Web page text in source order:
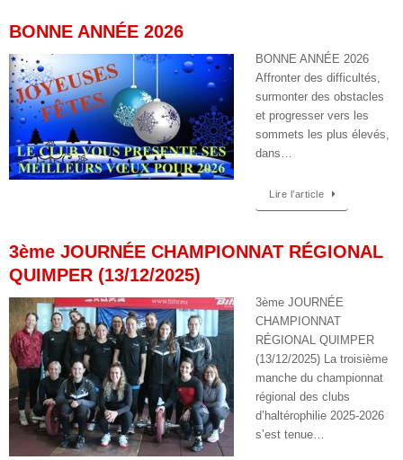
BONNE ANNÉE 2026
BONNE ANNÉE 2026
Affronter des difficultés,
surmonter des obstacles
et progresser vers les
sommets les plus élevés,
dans…
Lire l’article
3ème JOURNÉE CHAMPIONNAT RÉGIONAL
QUIMPER (13/12/2025)
3ème JOURNÉE
CHAMPIONNAT
RÉGIONAL QUIMPER
(13/12/2025) La troisième
manche du championnat
régional des clubs
d’haltérophilie 2025-2026
s’est tenue…